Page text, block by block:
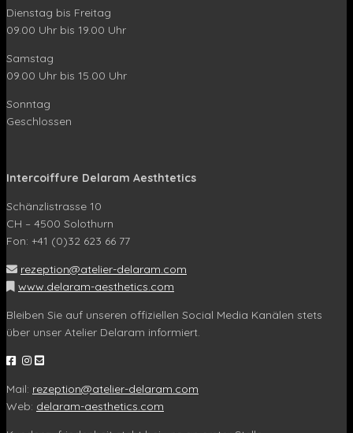
Dienstag bis Freitag
09.00 Uhr bis 19.00 Uhr
Samstag
09.00 Uhr bis 15.00 Uhr
Sonntag
Geschlossen
Intercoiffure Delaram Aesthtetics
Schänzlistrasse 10
CH – 4500 Solothurn
Fon: +41 (0)32 623 66 77
rezeption@atelier-delaram.com
www.delaram-aesthetics.com
Bleiben Sie auf unseren offiziellen Social Media Kanälen stets
über unser Atelier Delaram informiert.
Mail: rezeption@atelier-delaram.com
Web: delaram-aesthetics.com